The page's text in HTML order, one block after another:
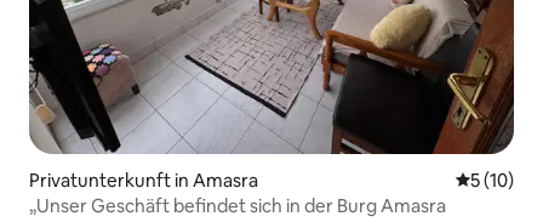
Privatunterkunft in Amasra
5 (10)
„Unser Geschäft befindet sich in der Burg Amasra